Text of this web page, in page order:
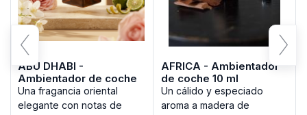
ABU DHABI -
Ambientador de coche
10 ml
Una fragancia oriental
elegante con notas de
AFRICA - Ambientador
de coche 10 ml
Un cálido y especiado
aroma a madera de